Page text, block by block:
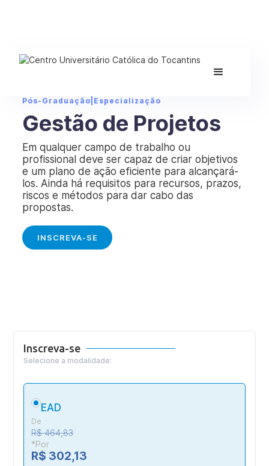
Pós-Graduação Especialização
Gestão de Projetos
Em qualquer campo de trabalho ou
profissional deve ser capaz de criar objetivos
e um plano de ação eficiente para alcançará-
los. Ainda há requisitos para recursos, prazos,
riscos e métodos para dar cabo das
propostas.
INSCREVA-SE
Inscreva-se
Selecione a modalidade:
EAD
De
R$ 464,83
*Por
R$ 302,13